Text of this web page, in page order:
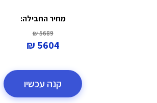
מחיר החבילה:
5689 ₪
5604 ₪
קנה עכשיו